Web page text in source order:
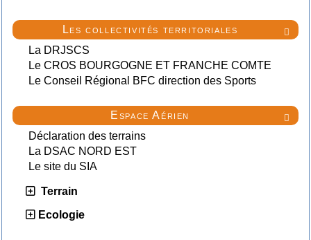

Les collectivités territoriales
La DRJSCS
Le CROS BOURGOGNE ET FRANCHE COMTE
Le Conseil Régional BFC direction des Sports

Espace Aérien
Déclaration des terrains
La DSAC NORD EST
Le site du SIA
Terrain
Ecologie